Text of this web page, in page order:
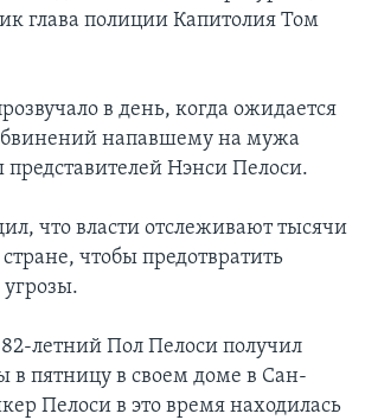
глава полиции Капитолия Том
в день, когда ожидается
напавшему на мужа
Нэнси Пелоси.
что власти отслеживают тысячи
чтобы предотвратить
летний Пол Пелоси получил
в пятницу в своем доме в Сан-
Пелоси в это время находилась